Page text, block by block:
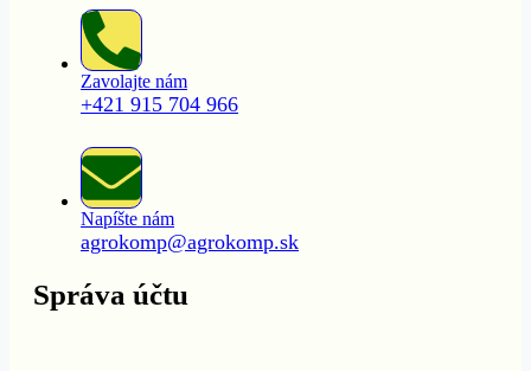
Zavolajte nám
+421 915 704 966
Napíšte nám
agrokomp@agrokomp.sk
Správa účtu